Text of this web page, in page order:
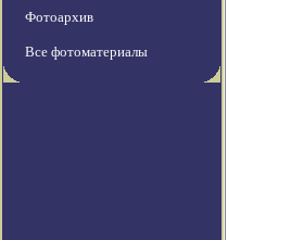
Фотоархив
Все фотоматериалы